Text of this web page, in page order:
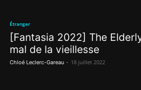
Étranger
[Fantasia 2022] The
mal de la vieillesse
Chloé Leclerc-Gareau - 18 juillet 2022